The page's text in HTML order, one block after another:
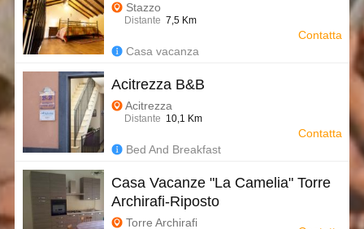
Stazzo
Distante 7,5 Km
Casa vacanza
Contatta
Acitrezza B&B
Acitrezza
Distante 10,1 Km
Bed And Breakfast
Contatta
Casa Vacanze "La Camelia" Torre
Archirafi-Riposto
Torre Archirafi